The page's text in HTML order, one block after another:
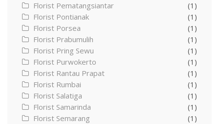
Florist Pematangsiantar
(1)
Florist Pontianak
(1)
Florist Porsea
(1)
Florist Prabumulih
(1)
Florist Pring Sewu
(1)
Florist Purwokerto
(1)
Florist Rantau Prapat
(1)
Florist Rumbai
(1)
Florist Salatiga
(1)
Florist Samarinda
(1)
Florist Semarang
(1)